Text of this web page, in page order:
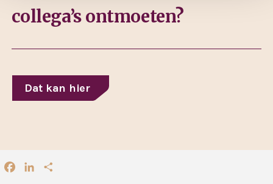
collega’s ontmoeten?
Dat kan hier
FacebookLinkedIn